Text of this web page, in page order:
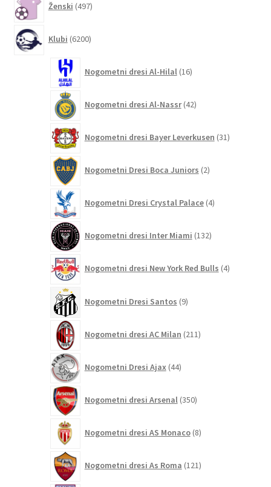
Ženski 497izdelkov
Klubi 6200izdelkov
Nogometni dresi Al-Hilal 16izdelkov
Nogometni dresi Al-Nassr 42izdelkov
Nogometni dresi Bayer Leverkusen 31izdelkov
Nogometni Dresi Boca Juniors 2izdelka
Nogometni Dresi Crystal Palace 4izdelki
Nogometni dresi Inter Miami 132izdelkov
Nogometni dresi New York Red Bulls 4izdelki
Nogometni Dresi Santos 9izdelkov
Nogometni dresi AC Milan 211izdelkov
Nogometni Dresi Ajax 44izdelkov
Nogometni dresi Arsenal 350izdelkov
Nogometni dresi AS Monaco 8izdelkov
Nogometni dresi As Roma 121izdelkov